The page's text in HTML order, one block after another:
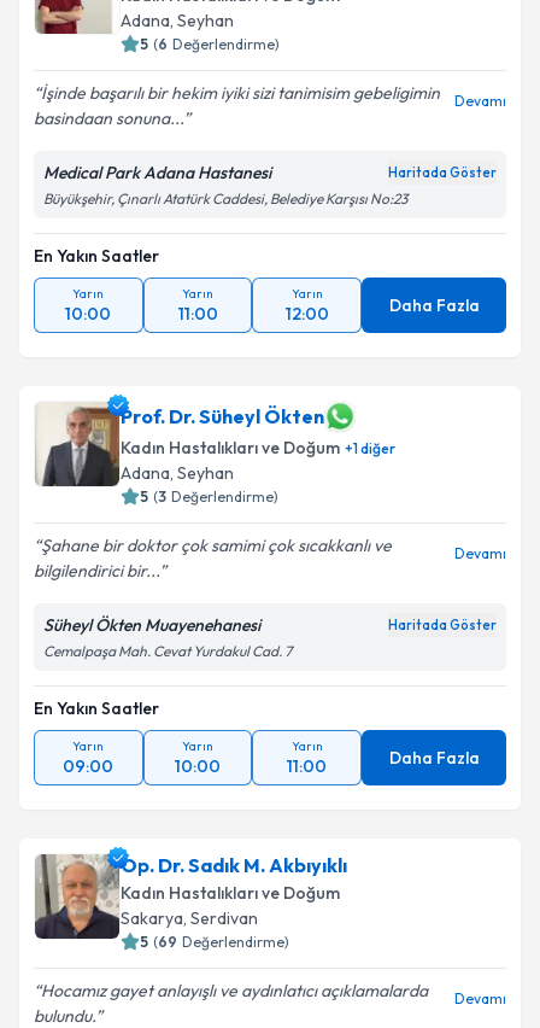
Adana, Seyhan
5 (6 Değerlendirme)
İşinde başarılı bir hekim iyiki sizi tanimisim gebeligimin
basindaan sonuna...
Devamı
Medical Park Adana Hastanesi Haritada Göster
Büyükşehir, Çınarlı Atatürk Caddesi, Belediye Karşısı No:23
En Yakın Saatler
Yarın
10:00
Yarın
11:00
Yarın
12:00 Daha Fazla
Prof. Dr. Süheyl Ökten
Kadın Hastalıkları ve Doğum +1diğer
Adana, Seyhan
5 (3 Değerlendirme)
Şahane bir doktor çok samimi çok sıcakkanlı ve
bilgilendirici bir...
Devamı
Süheyl Ökten Muayenehanesi Haritada Göster
Cemalpaşa Mah. Cevat Yurdakul Cad. 7
En Yakın Saatler
Yarın
09:00
Yarın
10:00
Yarın
11:00 Daha Fazla
Op. Dr. Sadık M. Akbıyıklı
Kadın Hastalıkları ve Doğum
Sakarya, Serdivan
5 (69 Değerlendirme)
Hocamız gayet anlayışlı ve aydınlatıcı açıklamalarda
bulundu.
Devamı